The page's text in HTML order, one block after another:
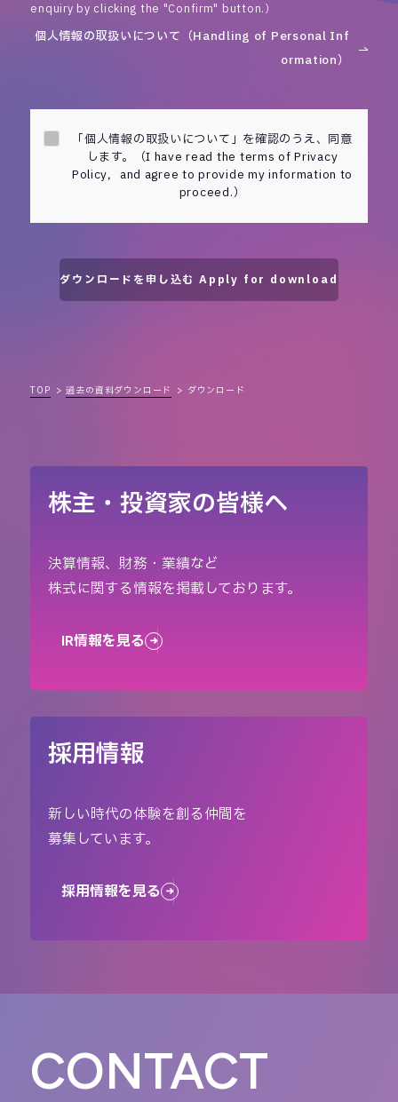
enquiry by clicking the "Confirm" button.）
個人情報の取扱いについて（Handling of Personal Inf
ormation）
「個人情報の取扱いについて」を確認のうえ、同意
します。（I have read the terms of Privacy
Policy，and agree to provide my information to
proceed.）
TOP 過去の資料ダウンロード ダウンロード
株主・投資家の皆様へ
決算情報、財務・業績など
株式に関する情報を掲載しております。
IR情報を見る
採用情報
新しい時代の体験を創る仲間を
募集しています。
採用情報を見る
CONTACT